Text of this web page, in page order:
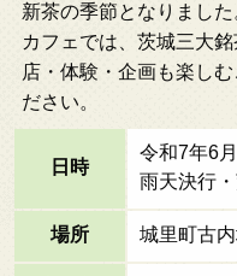
新茶の季節となりまし
カフェでは、茨城三大
店・体験・企画も楽し
ださい。
日時
令和7年6
雨天決行
場所 城里町古